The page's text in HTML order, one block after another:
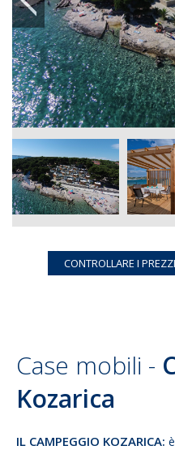
Case mobili -
Kozarica
IL CAMPEGGIO KOZARICA: